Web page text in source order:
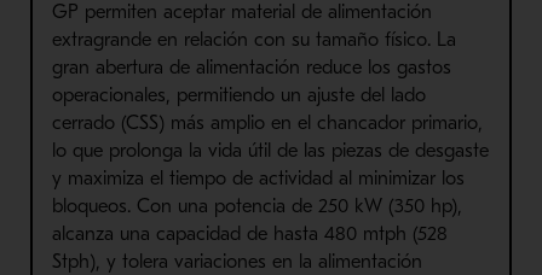
GP permiten aceptar material de alimentación
extragrande en relación con su tamaño físico. La
gran abertura de alimentación reduce los gastos
operacionales, permitiendo un ajuste del lado
cerrado (CSS) más amplio en el chancador primario,
lo que prolonga la vida útil de las piezas de desgaste
y maximiza el tiempo de actividad al minimizar los
bloqueos. Con una potencia de 250 kW (350 hp),
alcanza una capacidad de hasta 480 mtph (528
Stph), y tolera variaciones en la alimentación